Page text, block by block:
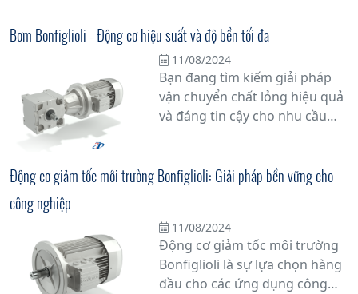
cách linh hoạt và chính xác,
biến tần 3 pha không chỉ giúp
tối ưu hóa hiệu suất hoạt động
mà còn tiết kiệm năng lượng
đáng kể.
Bơm Bonfiglioli - Động cơ hiệu suất và độ bền tối đa
11/08/2024
Bạn đang tìm kiếm giải pháp
vận chuyển chất lỏng hiệu quả
và đáng tin cậy cho nhu cầu
pháp đa dạng và tiên tiến cho
Động cơ giảm tốc môi trường Bonfiglioli: Giải pháp bền vững cho
công nghiệp
11/08/2024
Động cơ giảm tốc môi trường
Bonfiglioli là sự lựa chọn hàng
đầu cho các ứng dụng công